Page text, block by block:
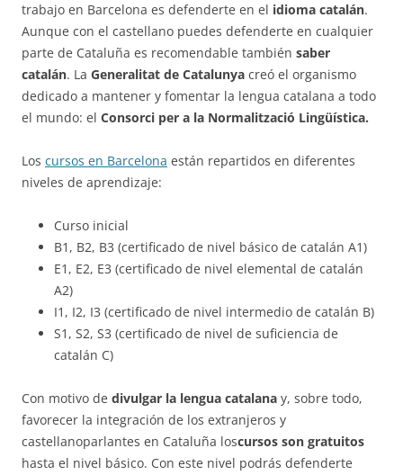
trabajo en Barcelona es defenderte en el idioma catalán.
Aunque con el castellano puedes defenderte en cualquier
parte de Cataluña es recomendable también saber
catalán. La Generalitat de Catalunya creó el organismo
dedicado a mantener y fomentar la lengua catalana a todo
el mundo: el Consorci per a la Normalització Lingüística.
Los cursos en Barcelona están repartidos en diferentes
niveles de aprendizaje:
Curso inicial
B1, B2, B3 (certificado de nivel básico de catalán A1)
E1, E2, E3 (certificado de nivel elemental de catalán
A2)
I1, I2, I3 (certificado de nivel intermedio de catalán B)
S1, S2, S3 (certificado de nivel de suficiencia de
catalán C)
Con motivo de divulgar la lengua catalana y, sobre todo,
favorecer la integración de los extranjeros y
castellanoparlantes en Cataluña loscursos son gratuitos
hasta el nivel básico. Con este nivel podrás defenderte